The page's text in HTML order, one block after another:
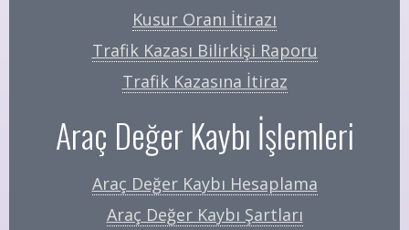
Kusur Oranı İtirazı
Trafik Kazası Bilirkişi Raporu
Trafik Kazasına İtiraz
Araç Değer Kaybı İşlemleri
Araç Değer Kaybı Hesaplama
Araç Değer Kaybı Şartları